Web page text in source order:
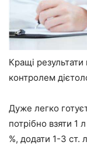
Кращі результати
контролем
Дуже легко
потрібно взяти 1
%, додати 1-3 ст.